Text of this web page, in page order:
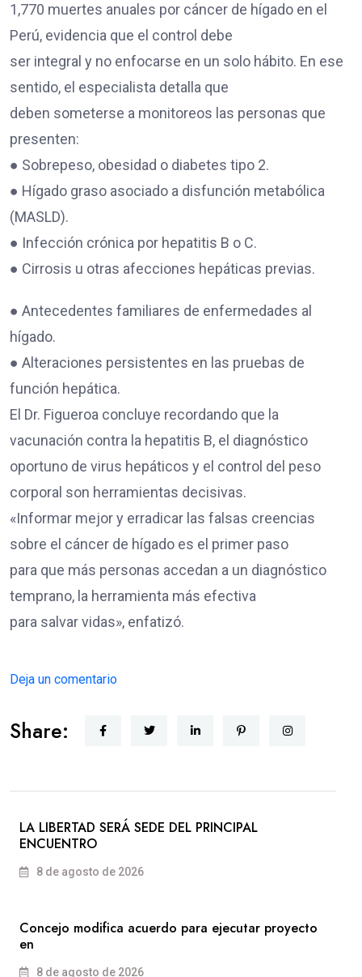
1,770 muertes anuales por cáncer de hígado en el
Perú, evidencia que el control debe
ser integral y no enfocarse en un solo hábito. En ese
sentido, el especialista detalla que
deben someterse a monitoreos las personas que
presenten:
● Sobrepeso, obesidad o diabetes tipo 2.
● Hígado graso asociado a disfunción metabólica
(MASLD).
● Infección crónica por hepatitis B o C.
● Cirrosis u otras afecciones hepáticas previas.
● Antecedentes familiares de enfermedades al
hígado.
● Alteraciones persistentes en las pruebas de
función hepática.
El Dr. Figueroa concluye recordando que la
vacunación contra la hepatitis B, el diagnóstico
oportuno de virus hepáticos y el control del peso
corporal son herramientas decisivas.
«Informar mejor y erradicar las falsas creencias
sobre el cáncer de hígado es el primer paso
para que más personas accedan a un diagnóstico
temprano, la herramienta más efectiva
para salvar vidas», enfatizó.
Deja un comentario
Share:
LA LIBERTAD SERÁ SEDE DEL PRINCIPAL
ENCUENTRO
8 de agosto de 2026
Concejo modifica acuerdo para ejecutar proyecto
en
8 de agosto de 2026